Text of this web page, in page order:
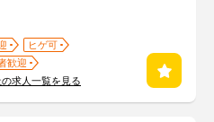
ヒゲ可
歓迎
求人一覧を見る